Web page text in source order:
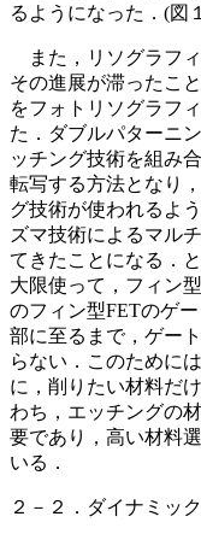
るようになった．(図
また，リソグラフィ
その進展が滞ったこ
をフォトリソグラフ
た．ダブルパターニ
ッチング技術を組み
転写する方法となり
グ技術が使われるよ
ズマ技術によるマル
てきたことになる．
大限使って，フィン
のフィン型FETのゲ
部に至るまで，ゲー
らない．このために
に，削りたい材料だ
わち，エッチングの
要であり，高い材料
いる．
２－２．ダイナミッ